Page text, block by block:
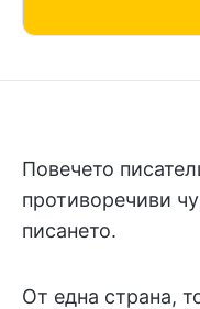
Повечето
противоречиви
писането.
От една страна,